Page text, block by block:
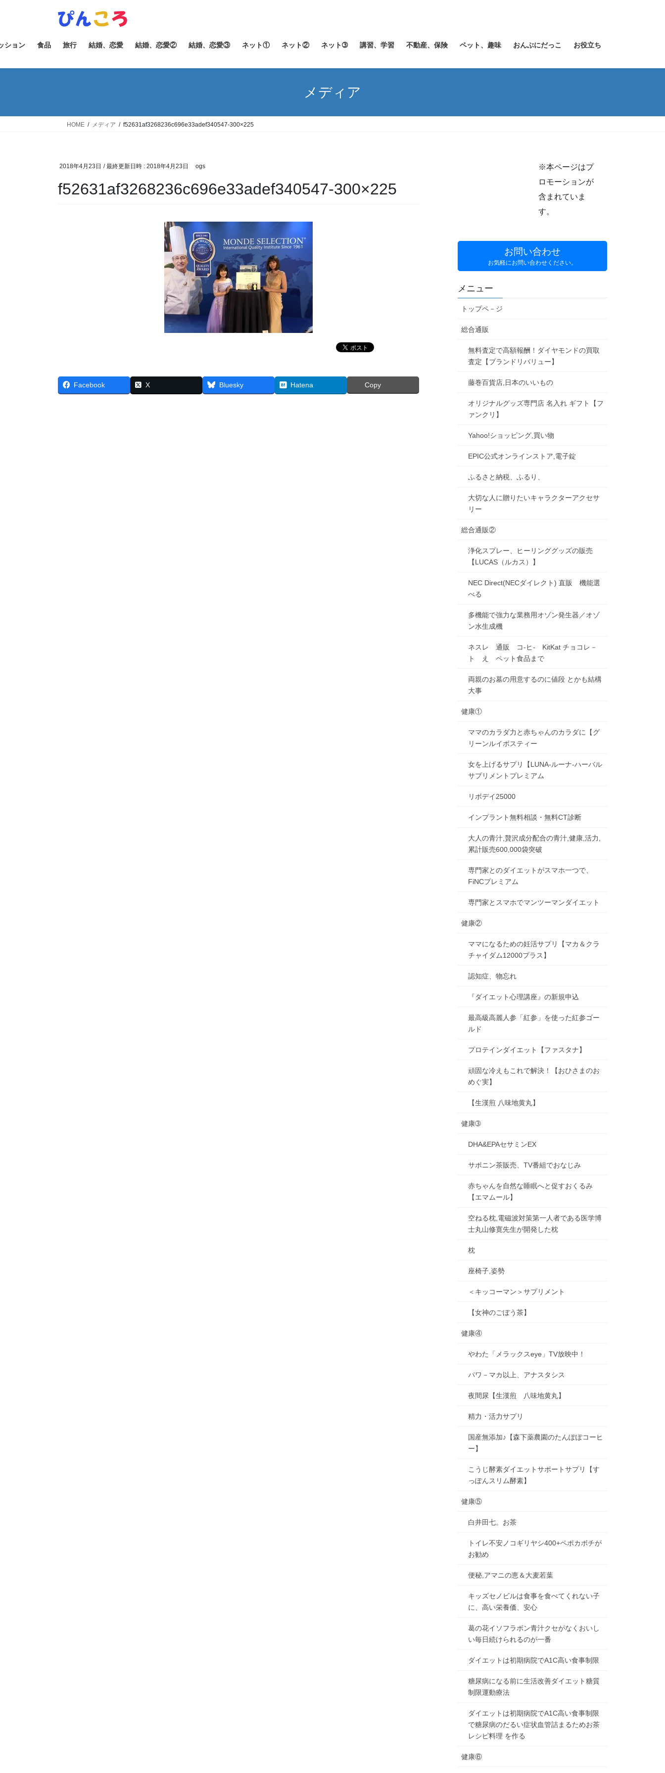
ン
ーション 食品 旅行 結婚、恋愛 結婚、恋愛② 結婚、恋愛③ ネット① ネット② ネット➂ 講習、学習 不動産、保険 ペット、趣味 おんぶにだっこ お役立ち
メディア
HOME メディア f52631af3268236c696e33adef340547-300×225
2018年4月23日 / 最終更新日時 : 2018年4月23日 ogs
f52631af3268236c696e33adef340547-300×225
Facebook X Bluesky Hatena Copy
※本ページはプ
ロモーションが
含まれていま
す。
お問い合わせ
お気軽にお問い合わせください。
メニュー
トップペ－ジ
総合通販
無料査定で高額報酬！ダイヤモンドの買取
査定【ブランドリバリュー】
藤巻百貨店,日本のいいもの
オリジナルグッズ専門店 名入れ ギフト【フ
ァンクリ】
Yahoo!ショッピング,買い物
EPIC公式オンラインストア,電子錠
ふるさと納税、ふるり、
大切な人に贈りたいキャラクターアクセサ
リー
総合通販②
浄化スプレー、ヒーリンググッズの販売
【LUCAS（ルカス）】
NEC Direct(NECダイレクト) 直販 機能選
べる
多機能で強力な業務用オゾン発生器／オゾ
ン水生成機
ネスレ 通販 コ-ヒ- KitKat チョコレ－
ト え ペット食品まで
両親のお墓の用意するのに値段 とかも結構
大事
健康①
ママのカラダ力と赤ちゃんのカラダに【グ
リーンルイボスティー
女を上げるサプリ【LUNA-ルーナ-ハーバル
サプリメントプレミアム
リボデイ25000
インプラント無料相談・無料CT診断
大人の青汁,贅沢成分配合の青汁,健康,活力,
累計販売600,000袋突破
専門家とのダイエットがスマホ一つで、
FiNCプレミアム
専門家とスマホでマンツーマンダイエット
健康②
ママになるための妊活サプリ【マカ＆クラ
チャイダム12000プラス】
認知症、物忘れ
『ダイエット心理講座』の新規申込
最高級高麗人参「紅参」を使った紅参ゴー
ルド
プロテインダイエット【ファスタナ】
頑固な冷えもこれで解決！【おひさまのお
めぐ実】
【生漢煎 八味地黄丸】
健康➂
DHA&EPAセサミンEX
サポニン茶販売、TV番組でおなじみ
赤ちゃんを自然な睡眠へと促すおくるみ
【エマムール】
空ねる枕,電磁波対策第一人者である医学博
士丸山修寛先生が開発した枕
枕
座椅子,姿勢
＜キッコーマン＞サプリメント
【女神のごぼう茶】
健康④
やわた「メラックスeye」TV放映中！
パワ－マカ以上、アナスタシス
夜間尿【生漢煎 八味地黄丸】
精力・活力サプリ
国産無添加♪【森下薬農園のたんぽぽコーヒ
ー】
こうじ酵素ダイエットサポートサプリ【す
っぽんスリム酵素】
健康⑤
白井田七。お茶
トイレ不安ノコギリヤシ400+ペポカボチが
お勧め
便秘,アマニの恵＆大麦若葉
キッズセノビルは食事を食べてくれない子
に、高い栄養価、安心
葛の花イソフラボン青汁クセがなくおいし
い毎日続けられるのが一番
ダイエットは初期病院でA1C高い食事制限
糖尿病になる前に生活改善ダイエット糖質
制限運動療法
ダイエットは初期病院でA1C高い食事制限
で糖尿病のだるい症状血管詰まるためお茶
レシピ料理 を作る
健康⑥